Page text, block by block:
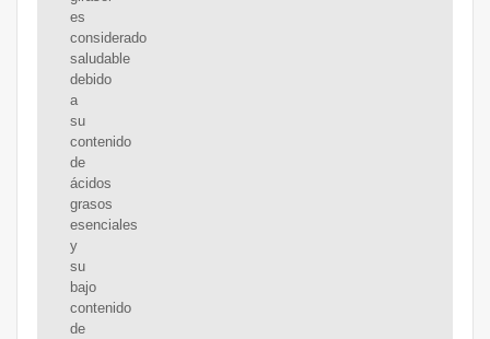
es
considerado
saludable
debido
a
su
contenido
de
ácidos
grasos
esenciales
y
su
bajo
contenido
de